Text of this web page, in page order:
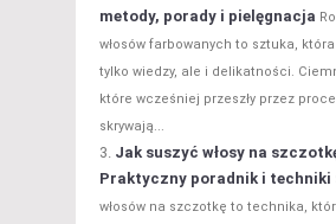
metody, porady i pielęgnacja
włosów farbowanych to sztuka,
tylko wiedzy, ale i delikatności.
które wcześniej przeszły przez
skrywają...
Jak suszyć włosy na
Praktyczny poradnik i techniki
włosów na szczotkę to technika,